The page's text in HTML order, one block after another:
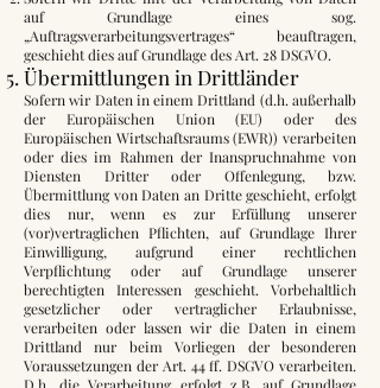
auf Grundlage eines sog.
„Auftragsverarbeitungsvertrages“ beauftragen,
geschieht dies auf Grundlage des Art. 28 DSGVO.
Übermittlungen in Drittländer
Sofern wir Daten in einem Drittland (d.h. außerhalb
der Europäischen Union (EU) oder des
Europäischen Wirtschaftsraums (EWR)) verarbeiten
oder dies im Rahmen der Inanspruchnahme von
Diensten Dritter oder Offenlegung, bzw.
Übermittlung von Daten an Dritte geschieht, erfolgt
dies nur, wenn es zur Erfüllung unserer
(vor)vertraglichen Pflichten, auf Grundlage Ihrer
Einwilligung, aufgrund einer rechtlichen
Verpflichtung oder auf Grundlage unserer
berechtigten Interessen geschieht. Vorbehaltlich
gesetzlicher oder vertraglicher Erlaubnisse,
verarbeiten oder lassen wir die Daten in einem
Drittland nur beim Vorliegen der besonderen
Voraussetzungen der Art. 44 ff. DSGVO verarbeiten.
D.h. die Verarbeitung erfolgt z.B. auf Grundlage